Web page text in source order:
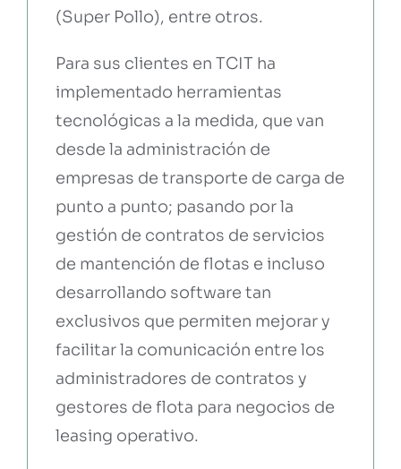
(Super Pollo), entre otros.
Para sus clientes en TCIT ha
implementado herramientas
tecnológicas a la medida, que van
desde la administración de
empresas de transporte de carga de
punto a punto; pasando por la
gestión de contratos de servicios
de mantención de flotas e incluso
desarrollando software tan
exclusivos que permiten mejorar y
facilitar la comunicación entre los
administradores de contratos y
gestores de flota para negocios de
leasing operativo.